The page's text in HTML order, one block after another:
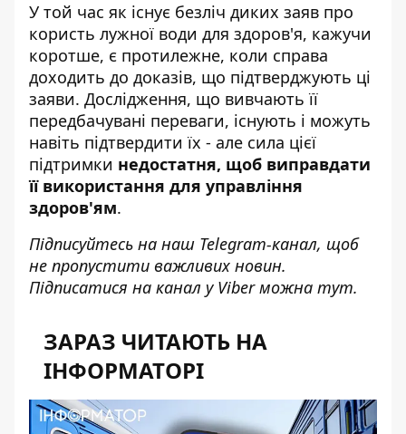
У той час як існує безліч диких заяв про
користь лужної води для здоров'я, кажучи
коротше, є протилежне, коли справа
доходить до доказів, що підтверджують ці
заяви. Дослідження, що вивчають її
передбачувані переваги, існують і можуть
навіть підтвердити їх - але сила цієї
підтримки недостатня, щоб виправдати
її використання для управління
здоров'ям.
Підписуйтесь на наш Telegram-канал, щоб
не пропустити важливих новин.
Підписатися на канал у Viber можна тут.
ЗАРАЗ ЧИТАЮТЬ НА
ІНФОРМАТОРІ